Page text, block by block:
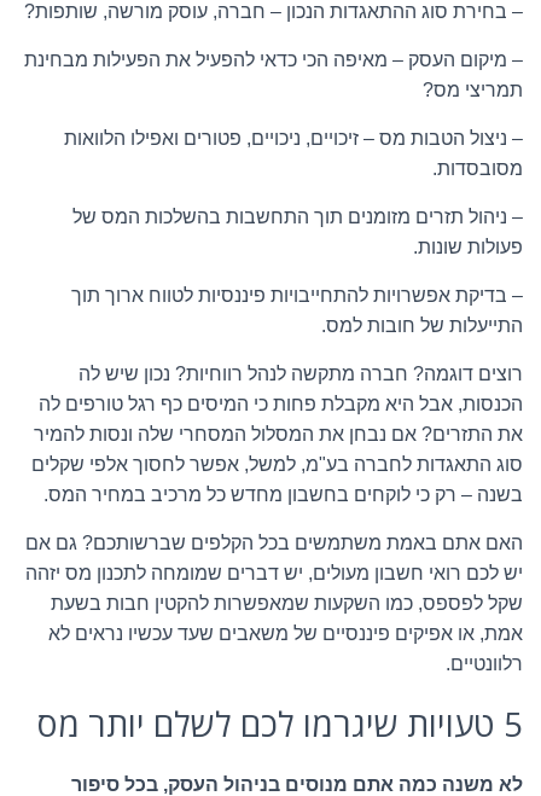
– בחירת סוג ההתאגדות הנכון – חברה, עוסק מורשה, שותפות?
– מיקום העסק – מאיפה הכי כדאי להפעיל את הפעילות מבחינת
תמריצי מס?
– ניצול הטבות מס – זיכויים, ניכויים, פטורים ואפילו הלוואות
מסובסדות.
– ניהול תזרים מזומנים תוך התחשבות בהשלכות המס של
פעולות שונות.
– בדיקת אפשרויות להתחייבויות פיננסיות לטווח ארוך תוך
התייעלות של חובות למס.
רוצים דוגמה? חברה מתקשה לנהל רווחיות? נכון שיש לה
הכנסות, אבל היא מקבלת פחות כי המיסים כף רגל טורפים לה
את התזרים? אם נבחן את המסלול המסחרי שלה ונסות להמיר
סוג התאגדות לחברה בע"מ, למשל, אפשר לחסוך אלפי שקלים
בשנה – רק כי לוקחים בחשבון מחדש כל מרכיב במחיר המס.
האם אתם באמת משתמשים בכל הקלפים שברשותכם? גם אם
יש לכם רואי חשבון מעולים, יש דברים שמומחה לתכנון מס יזהה
שקל לפספס, כמו השקעות שמאפשרות להקטין חבות בשעת
אמת, או אפיקים פיננסיים של משאבים שעד עכשיו נראים לא
רלוונטיים.
5 טעויות שיגרמו לכם לשלם יותר מס
לא משנה כמה אתם מנוסים בניהול העסק, בכל סיפור